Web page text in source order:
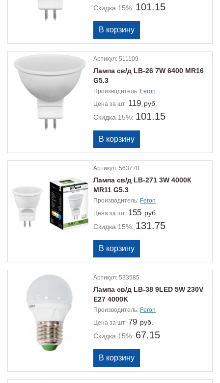
Скидка 15%: 101.15
Артикул:511109
Лампа св/д LB-26 7W 6400 MR16
G5.3
Производитель: Feron
Цена за шт: 119 руб.
Скидка 15%: 101.15
Артикул:563770
Лампа св/д LB-271 3W 4000К
MR11 G5.3
Производитель: Feron
Цена за шт: 155 руб.
Скидка 15%: 131.75
Артикул:533585
Лампа св/д LB-38 9LED 5W 230V
Е27 4000K
Производитель: Feron
Цена за шт: 79 руб.
Скидка 15%: 67.15